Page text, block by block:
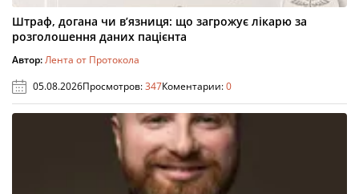
Штраф, догана чи в’язниця: що загрожує лікарю за
розголошення даних пацієнта
Автор:Лента от Протокола
05.08.2026Просмотров:347Коментарии:0